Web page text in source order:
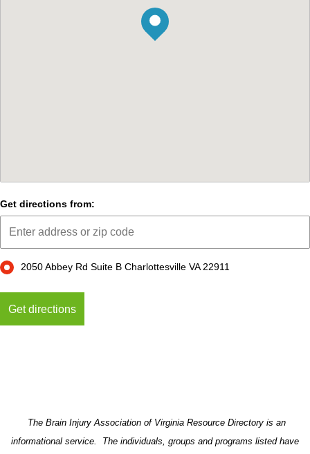
Get directions from:
2050 Abbey Rd Suite B Charlottesville VA 22911
The Brain Injury Association of Virginia Resource Directory is an
informational service. The individuals, groups and programs listed have